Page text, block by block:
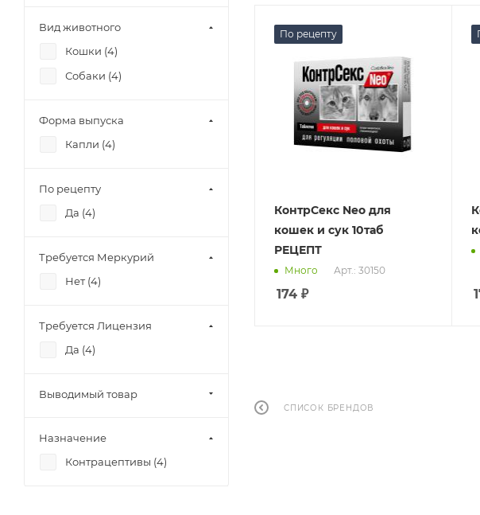
По рецепту
КонтрСекс Nео для
кошек и сук 10таб
РЕЦЕПТ
Много Арт.: 30150
174 ₽
СПИСОК БРЕНДОВ
Вид животного
Кошки (4)
Собаки (4)
Форма выпуска
Капли (4)
По рецепту
Да (4)
Требуется Меркурий
Нет (4)
Требуется Лицензия
Да (4)
Выводимый товар
Назначение
Контрацептивы (4)